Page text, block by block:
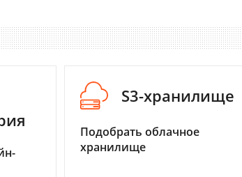
S3-хранилище
Подобрать облачное
хранилище